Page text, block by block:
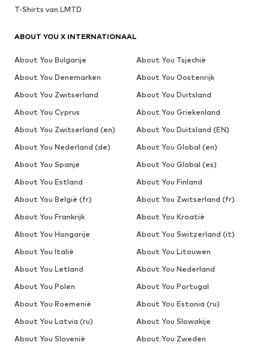
T-Shirts van LMTD
ABOUT YOU X INTERNATIONAAL
About You Bulgarije
About You Tsjechië
About You Denemarken
About You Oostenrijk
About You Zwitserland
About You Duitsland
About You Cyprus
About You Griekenland
About You Zwitserland (en)
About You Duitsland (EN)
About You Nederland (de)
About You Global (en)
About You Spanje
About You Global (es)
About You Estland
About You Finland
About You België (fr)
About You Zwitserland (fr)
About You Frankrijk
About You Kroatië
About You Hongarije
About You Switzerland (it)
About You Italië
About You Litouwen
About You Letland
About You Nederland
About You Polen
About You Portugal
About You Roemenië
About You Estonia (ru)
About You Latvia (ru)
About You Slowakije
About You Slovenië
About You Zweden